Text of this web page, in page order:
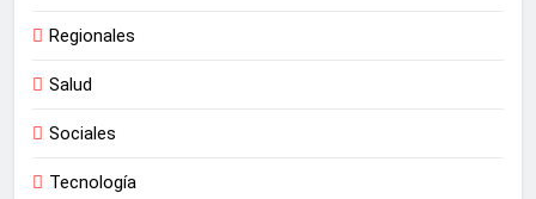
Regionales
Salud
Sociales
Tecnología